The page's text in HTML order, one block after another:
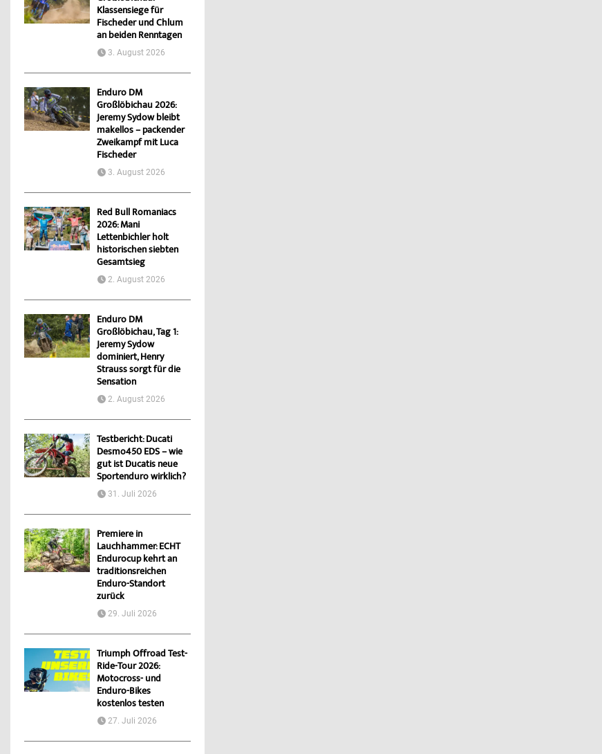
Klassensiege für
Fischeder und Chlum
an beiden Renntagen
3. August 2026
Enduro DM
Großlöbichau 2026:
Jeremy Sydow bleibt
makellos – packender
Zweikampf mit Luca
Fischeder
3. August 2026
Red Bull Romaniacs
2026: Mani
Lettenbichler holt
historischen siebten
Gesamtsieg
2. August 2026
Enduro DM
Großlöbichau, Tag 1:
Jeremy Sydow
dominiert, Henry
Strauss sorgt für die
Sensation
2. August 2026
Testbericht: Ducati
Desmo450 EDS – wie
gut ist Ducatis neue
Sportenduro wirklich?
31. Juli 2026
Premiere in
Lauchhammer: ECHT
Endurocup kehrt an
traditionsreichen
Enduro-Standort
zurück
29. Juli 2026
Triumph Offroad Test-
Ride-Tour 2026:
Motocross- und
Enduro-Bikes
kostenlos testen
27. Juli 2026